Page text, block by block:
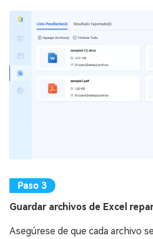
Guardar archivos de Excel
Asegúrese de que cada archivo